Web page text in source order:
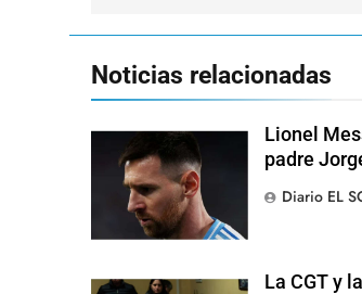
Noticias relacionadas
Lionel
padre
Diario EL
La CGT y